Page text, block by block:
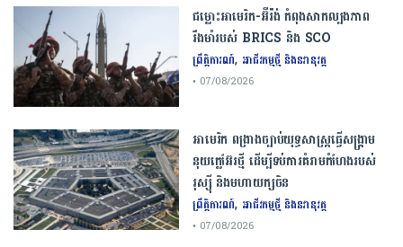
ជម្លោះ​អាមេរិក​-​អ៊ីរ៉ង់​ ​កំពុង​សាកល្បង​ភាព​
រឹងមាំ​របស់​ ​BRICS​ ​និង​ ​SCO​
ព្រឹត្តិការណ៍, អាជីវកម្មថ្មី និងនវានុវត្ត
• 07/08/2026
​អាមេរិក​ ពង្រាងច្បាប់​យុទ្ធសាស្ត្រ​ធ្វើ​សង្គ្រាម​
នុយក្លេអ៊ែរ​ថ្មី ដើម្បីទប់ការគំរាមកំហែងរបស់​
រុស្ស៊ី និងមហាយក្សចិន
ព្រឹត្តិការណ៍, អាជីវកម្មថ្មី និងនវានុវត្ត
• 07/08/2026